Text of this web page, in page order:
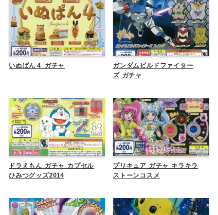
いぬぱん４ ガチャ
ガンダムビルドファイター
ズ ガチャ
ドラえもん ガチャ カプセル
ひみつグッズ2014
プリキュア ガチャ キラキラ
ストーンコスメ